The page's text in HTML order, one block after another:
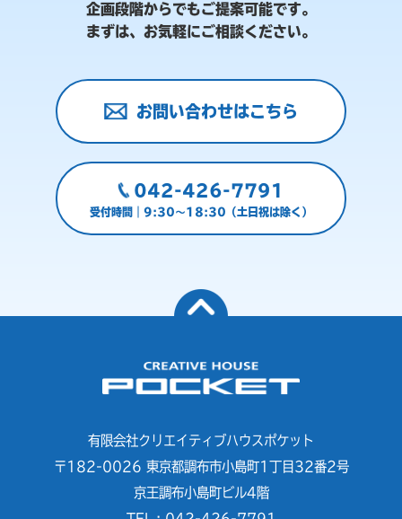
企画段階からでもご提案可能です。
まずは、お気軽にご相談ください。
お問い合わせはこちら
042-426-7791
受付時間｜9:30～18:30（土日祝は除く）
有限会社クリエイティブハウスポケット
〒182-0026 東京都調布市小島町1丁目32番2号
京王調布小島町ビル4階